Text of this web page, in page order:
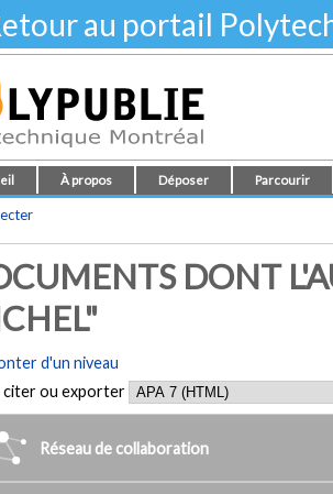
au portail
À propos Déposer Parcourir
DONT
d'un niveau
citer ou exporter
Réseau de collaboration